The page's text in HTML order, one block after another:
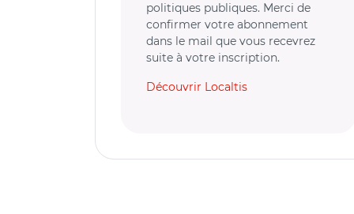
politiques publiques. Merci de
confirmer votre abonnement
dans le mail que vous recevrez
suite à votre inscription.
Découvrir Localtis